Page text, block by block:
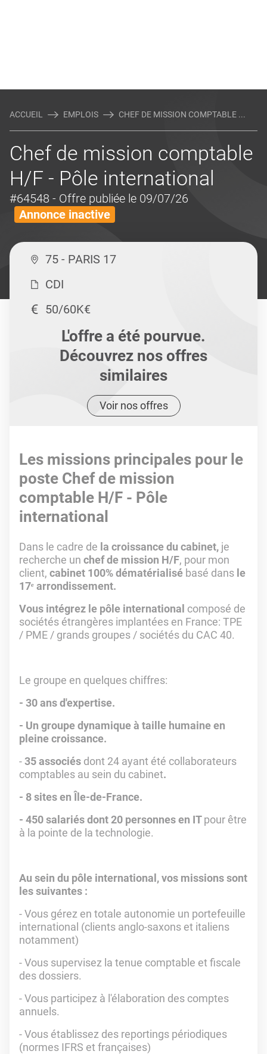
ACCUEIL EMPLOIS CHEF DE MISSION COMPTABLE ...
Chef de mission comptable
H/F - Pôle international
#64548 - Offre publiée le 09/07/26
Annonce inactive
75 - PARIS 17
CDI
50/60K€
L'offre a été pourvue.
Découvrez nos offres
similaires
Voir nos offres
Les missions principales pour le
poste Chef de mission
comptable H/F - Pôle
international
Dans le cadre de la croissance du cabinet, je
recherche un chef de mission H/F, pour mon
client, cabinet 100% dématérialisé basé dans le
17ᵉ arrondissement.
Vous intégrez le pôle international composé de
sociétés étrangères implantées en France: TPE
/ PME / grands groupes / sociétés du CAC 40.
Le groupe en quelques chiffres:
- 30 ans d'expertise.
- Un groupe dynamique à taille humaine en
pleine croissance.
-35 associés dont 24 ayant été collaborateurs
comptables au sein du cabinet.
- 8 sites en Île-de-France.
- 450 salariés dont 20 personnes en ITpour être
à la pointe de la technologie.
Au sein du pôle international, vos missions sont
les suivantes :
- Vous gérez en totale autonomie un portefeuille
international (clients anglo-saxons et italiens
notamment)
- Vous supervisez la tenue comptable et fiscale
des dossiers.
- Vous participez à l'élaboration des comptes
annuels.
- Vous établissez des reportings périodiques
(normes IFRS et françaises)